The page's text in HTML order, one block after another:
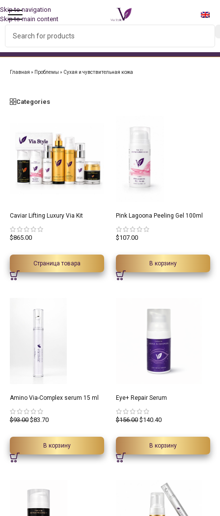
Skip to navigation
Skip to main content
БЕСПЛАТНАЯ ДОСТАВКА ПО ВСЕМУ МИРУ ПРИ ЗАКАЗЕ
НАБОРА!
Главная » Проблемы » Сухая и чувствительная кожа
Categories
Caviar Lifting Luxury Via Kit
$865.00
Страница товара
Pink Lagoona Peeling Gel 100ml
$107.00
В корзину
10%
Amino Via-Complex serum 15 ml
$93.00 $83.70
В корзину
10%
Eye+ Repair Serum
$156.00 $140.40
В корзину